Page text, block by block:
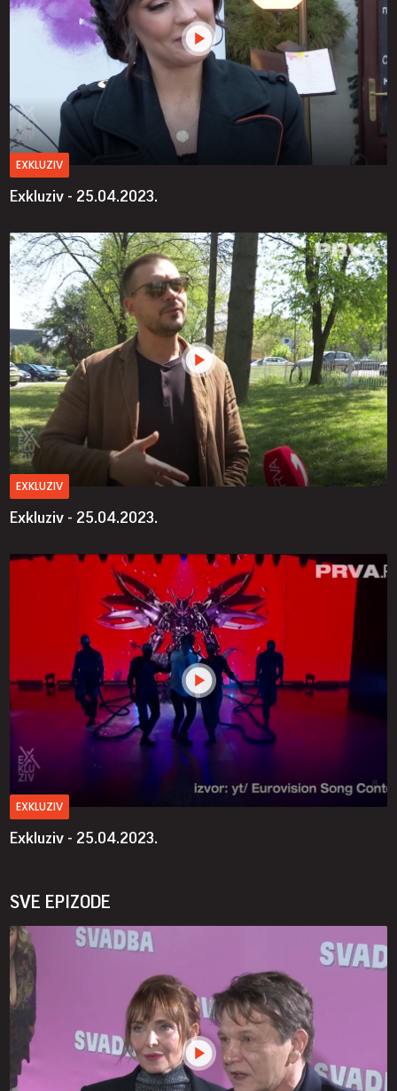
EXKLUZIV
Exkluziv - 25.04.2023.
EXKLUZIV
Exkluziv - 25.04.2023.
EXKLUZIV
Exkluziv - 25.04.2023.
SVE EPIZODE